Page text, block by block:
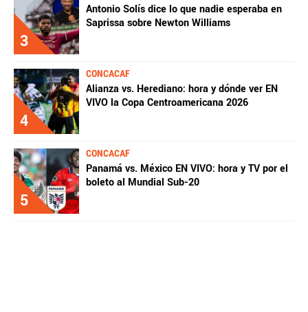
3
Antonio Solís dice lo que nadie esperaba en
Saprissa sobre Newton Williams
4
CONCACAF
Alianza vs. Herediano: hora y dónde ver EN
VIVO la Copa Centroamericana 2026
5
CONCACAF
Panamá vs. México EN VIVO: hora y TV por el
boleto al Mundial Sub-20